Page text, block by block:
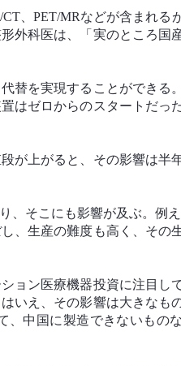
、PET/MRなどが含まれる
外科医は、「実のところ国
替を実現することができる
はゼロからのスタートだっ
が上がると、その影響は半
、そこにも影響が及ぶ。例
、生産の難度も高く、その
ョン医療機器投資に注目し
いえ、その影響は大きなも
、中国に製造できないもの